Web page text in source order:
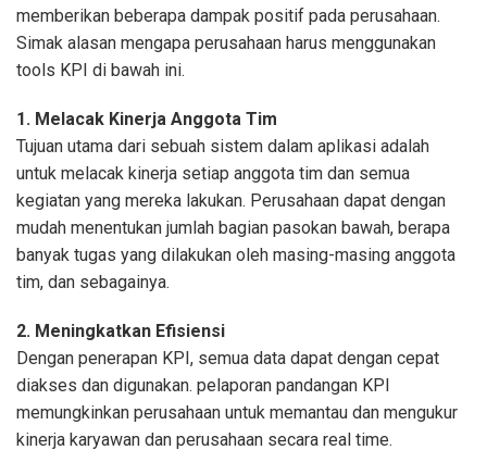
memberikan beberapa dampak positif pada perusahaan.
Simak alasan mengapa perusahaan harus menggunakan
tools KPI di bawah ini.
1. Melacak Kinerja Anggota Tim
Tujuan utama dari sebuah sistem dalam aplikasi adalah
untuk melacak kinerja setiap anggota tim dan semua
kegiatan yang mereka lakukan. Perusahaan dapat dengan
mudah menentukan jumlah bagian pasokan bawah, berapa
banyak tugas yang dilakukan oleh masing-masing anggota
tim, dan sebagainya.
2. Meningkatkan Efisiensi
Dengan penerapan KPI, semua data dapat dengan cepat
diakses dan digunakan. pelaporan pandangan KPI
memungkinkan perusahaan untuk memantau dan mengukur
kinerja karyawan dan perusahaan secara real time.